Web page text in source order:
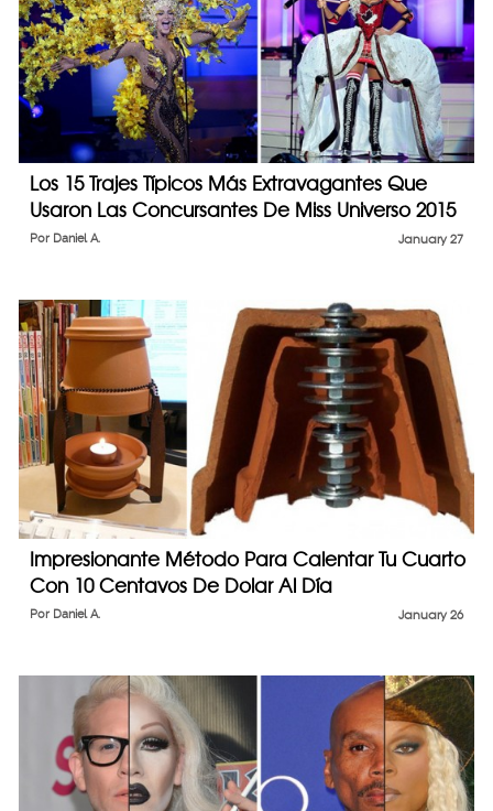
Los 15 Trajes Típicos Más Extravagantes Que
Usaron Las Concursantes De Miss Universo 2015
January 27
Por Daniel A.
Impresionante Método Para Calentar Tu Cuarto
Con 10 Centavos De Dolar Al Día
January 26
Por Daniel A.